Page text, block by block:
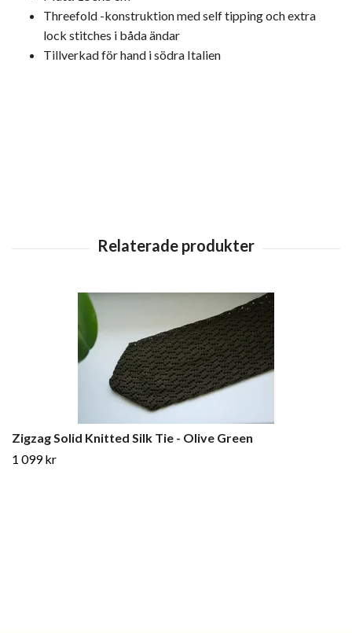
Threefold -konstruktion med self tipping och extra
lock stitches i båda ändar
Tillverkad för hand i södra Italien
Zigzag Solid Knitted Silk Tie - Olive Green
1 099 kr